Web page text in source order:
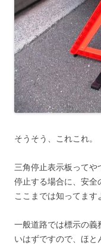
そうそう、これこれ。
三角停止表示板ってや
停止する場合に、安全
ここまでは知ってます
一般道路では標示の義
いはずですので、ほ